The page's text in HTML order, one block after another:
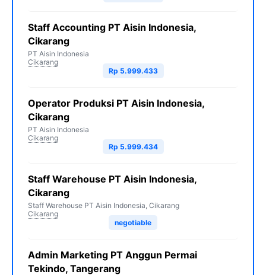
Staff Accounting PT Aisin Indonesia,
Cikarang
PT Aisin Indonesia
Cikarang
Rp 5.999.433
Operator Produksi PT Aisin Indonesia,
Cikarang
PT Aisin Indonesia
Cikarang
Rp 5.999.434
Staff Warehouse PT Aisin Indonesia,
Cikarang
Staff Warehouse PT Aisin Indonesia, Cikarang
Cikarang
negotiable
Admin Marketing PT Anggun Permai
Tekindo, Tangerang